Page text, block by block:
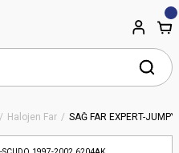
Halojen Far SAĞ FAR EXPERT-